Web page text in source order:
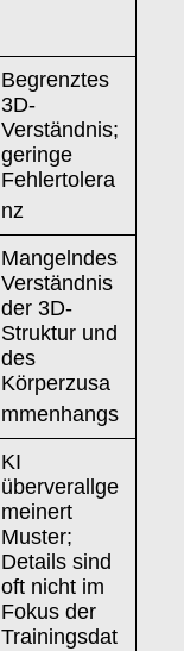
Begrenztes
3D-
Verständnis;
geringe
Fehlertolera
nz
Mangelndes
Verständnis
der 3D-
Struktur und
des
Körperzusa
mmenhangs
KI
überverallge
meinert
Muster;
Details sind
oft nicht im
Fokus der
Trainingsdat